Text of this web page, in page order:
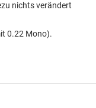
nichts verändert
0.22 Mono).